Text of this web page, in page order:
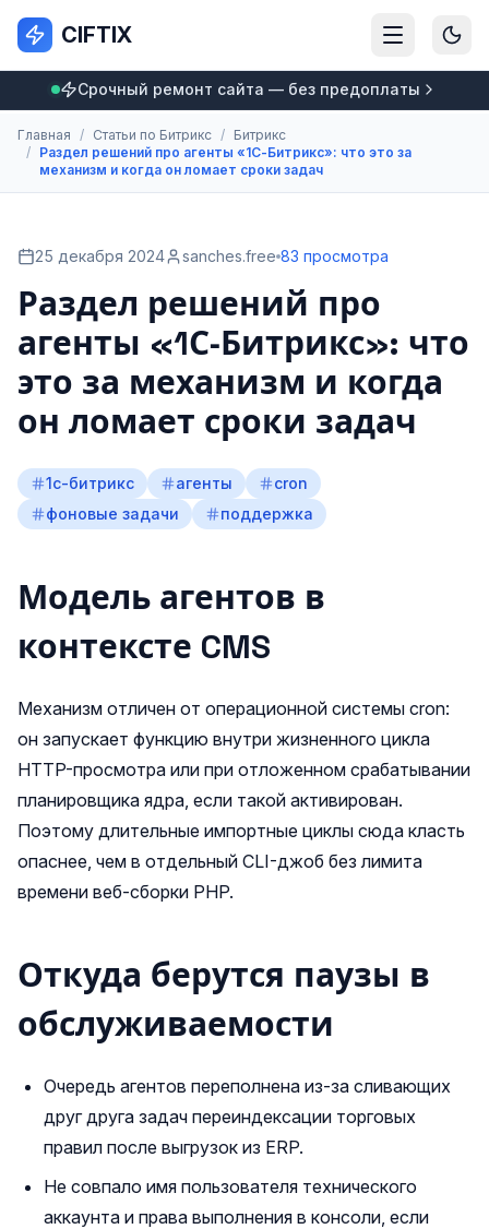
CIFTIX
Срочный ремонт сайта — без предоплаты
Главная / Статьи по Битрикс / Битрикс
/ Раздел решений про агенты «1С‑Битрикс»: что это за
механизм и когда он ломает сроки задач
25 декабря 2024 sanches.free 83 просмотра
Раздел решений про
агенты «1С‑Битрикс»: что
это за механизм и когда
он ломает сроки задач
1с-битрикс агенты
cron
фоновые задачи
поддержка
Модель агентов в
контексте CMS
Механизм отличен от операционной системы cron:
он запускает функцию внутри жизненного цикла
HTTP-просмотра или при отложенном срабатывании
планировщика ядра, если такой активирован.
Поэтому длительные импортные циклы сюда класть
опаснее, чем в отдельный CLI-джоб без лимита
времени веб-сборки PHP.
Откуда берутся паузы в
обслуживаемости
Очередь агентов переполнена из-за сливающих
друг друга задач переиндексации торговых
правил после выгрузок из ERP.
Не совпало имя пользователя технического
аккаунта и права выполнения в консоли, если